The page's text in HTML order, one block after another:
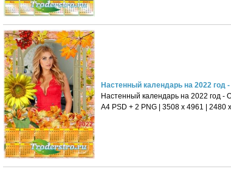
Настенный календарь на 2022 год
Настенный календарь на 2022 год -
А4 PSD + 2 PNG | 3508 x 4961 | 2480